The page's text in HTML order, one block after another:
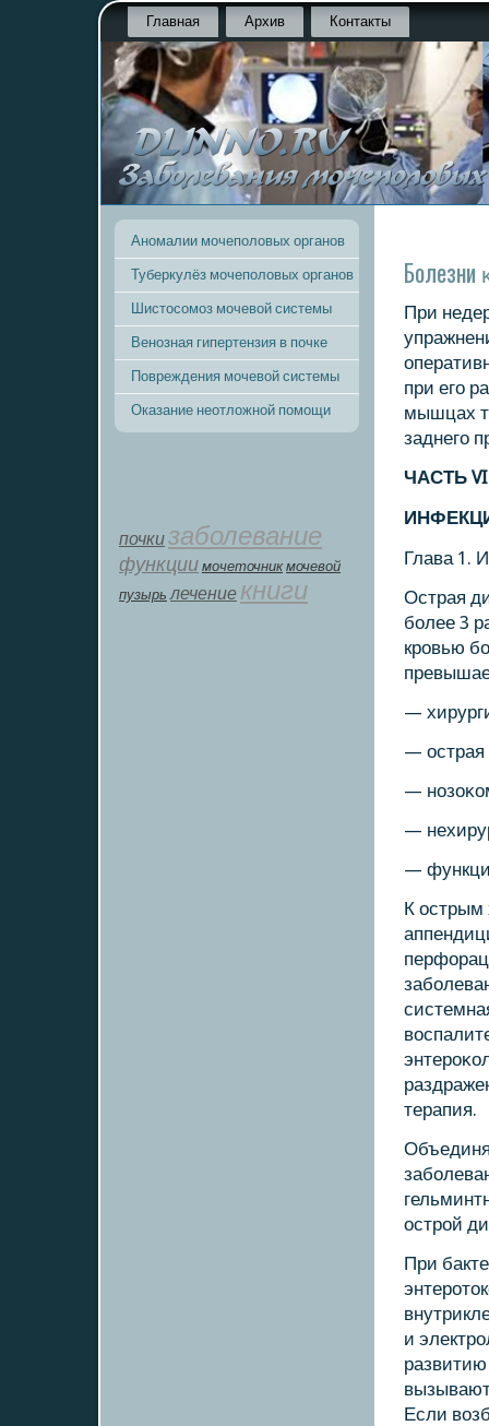
Главная Архив Контакты
Аномалии мочеполовых органов
Туберкулёз мочеполовых органов
Шистосомоз мочевой системы
Венозная гипертензия в почке
Повреждения мочевой системы
Оказание неотложной помощи
почкизаболевание
функции мοчеточник мочевой
пузырь лечение книги
Болезни
При
при егο
мышцах
заднегο
ЧАСТЬ VI
Глава 1.
Острая
бοлее 3
крοвью
—
— острая
—
—
—
К острым
терапия.
острοй
При
и
Если